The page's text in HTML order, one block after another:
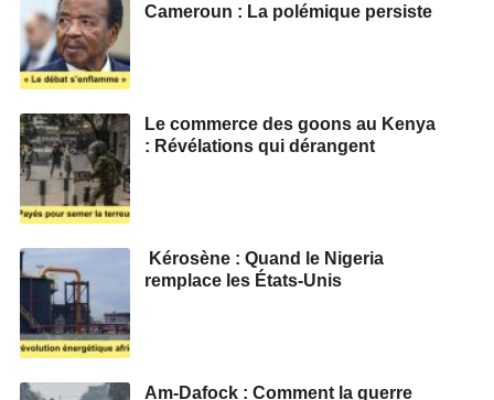
Cameroun : La polémique persiste
Le commerce des goons au Kenya
: Révélations qui dérangent
Kérosène : Quand le Nigeria
remplace les États-Unis
Am-Dafock : Comment la guerre